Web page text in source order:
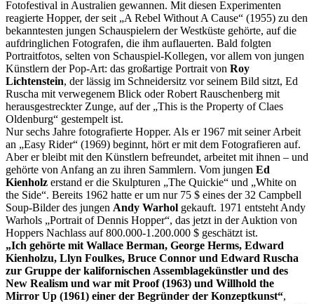
Fotofestival in Australien gewannen. Mit diesen Experimenten
reagierte Hopper, der seit „A Rebel Without A Cause“ (1955) zu den
bekanntesten jungen Schauspielern der Westküste gehörte, auf die
aufdringlichen Fotografen, die ihm auflauerten. Bald folgten
Portraitfotos, selten von Schauspiel-Kollegen, vor allem von jungen
Künstlern der Pop-Art: das großartige Portrait von Roy
Lichtenstein, der lässig im Schneidersitz vor seinem Bild sitzt, Ed
Ruscha mit verwegenem Blick oder Robert Rauschenberg mit
herausgestreckter Zunge, auf der „This is the Property of Claes
Oldenburg“ gestempelt ist.
Nur sechs Jahre fotografierte Hopper. Als er 1967 mit seiner Arbeit
an „Easy Rider“ (1969) beginnt, hört er mit dem Fotografieren auf.
Aber er bleibt mit den Künstlern befreundet, arbeitet mit ihnen – und
gehörte von Anfang an zu ihren Sammlern. Vom jungen Ed
Kienholz erstand er die Skulpturen „The Quickie“ und „White on
the Side“. Bereits 1962 hatte er um nur 75 $ eines der 32 Campbell
Soup-Bilder des jungen Andy Warhol gekauft. 1971 entsteht Andy
Warhols „Portrait of Dennis Hopper“, das jetzt in der Auktion von
Hoppers Nachlass auf 800.000-1.200.000 $ geschätzt ist.
„Ich gehörte mit Wallace Berman, George Herms, Edward
Kienholzu, Llyn Foulkes, Bruce Connor und Edward Ruscha
zur Gruppe der kalifornischen Assemblagekünstler und des
New Realism und war mit Proof (1963) und Willhold the
Mirror Up (1961) einer der Begründer der Konzeptkunst“,